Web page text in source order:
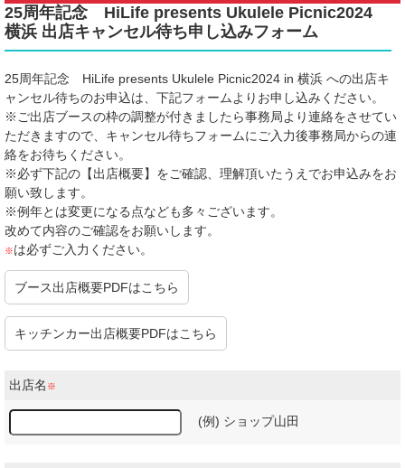
25周年記念 HiLife presents Ukulele Picnic2024
横浜 出店キャンセル待ち申し込みフォーム
25周年記念 HiLife presents Ukulele Picnic2024 in 横浜 への出店キ
ャンセル待ちのお申込は、下記フォームよりお申し込みください。
※ご出店ブースの枠の調整が付きましたら事務局より連絡をさせてい
ただきますので、キャンセル待ちフォームにご入力後事務局からの連
絡をお待ちください。
※必ず下記の【出店概要】をご確認、理解頂いたうえでお申込みをお
願い致します。
※例年とは変更になる点なども多々ございます。
改めて内容のご確認をお願いします。
※は必ずご入力ください。
ブース出店概要PDFはこちら
キッチンカー出店概要PDFはこちら
出店名 ※
(例) ショップ山田